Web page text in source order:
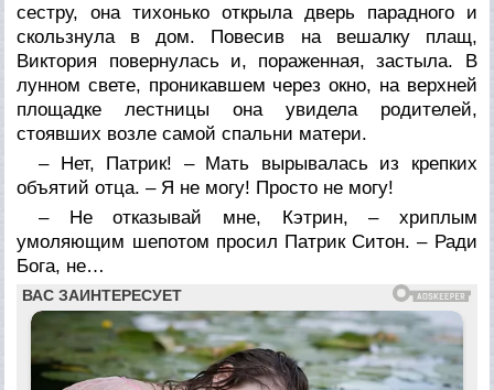
сестру, она тихонько открыла дверь парадного и
скользнула в дом. Повесив на вешалку плащ,
Виктория повернулась и, пораженная, застыла. В
лунном свете, проникавшем через окно, на верхней
площадке лестницы она увидела родителей,
стоявших возле самой спальни матери.
– Нет, Патрик! – Мать вырывалась из крепких
объятий отца. – Я не могу! Просто не могу!
– Не отказывай мне, Кэтрин, – хриплым
умоляющим шепотом просил Патрик Ситон. – Ради
Бога, не…